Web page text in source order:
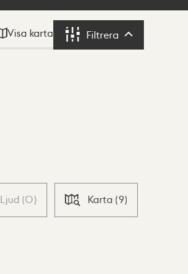
Visa karta Filtrera Filtrera
Ljud (0) Karta (9)